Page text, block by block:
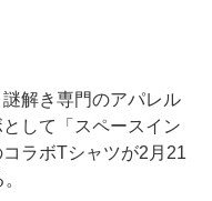
解き専門のアパレル
して「スペースイン
ラボTシャツが2月21